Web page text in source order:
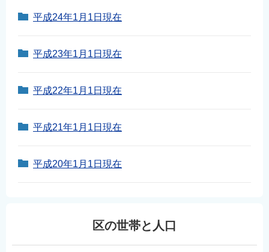
平成24年1月1日現在
平成23年1月1日現在
平成22年1月1日現在
平成21年1月1日現在
平成20年1月1日現在
区の世帯と人口